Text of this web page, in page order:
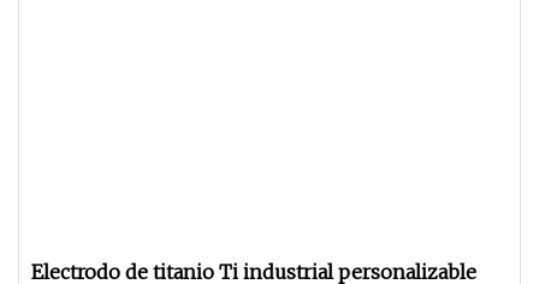
Electrodo de titanio Ti industrial personalizable